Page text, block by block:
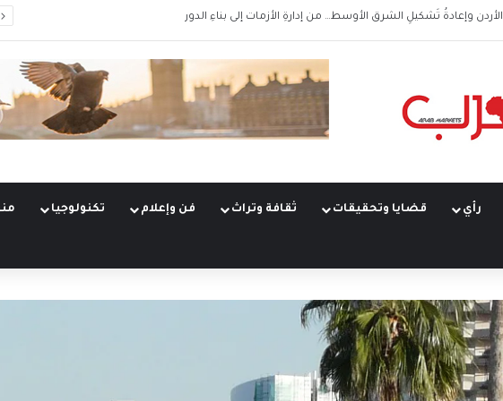
الأردن وإعادةُ تَشكيلِ الشرق الأوسط… من إدارةِ الأزمات إلى بناءِ الدور
رأي قضايا وتحقيقات ثقافة وتراث فن وإعلام تكنولوجيا